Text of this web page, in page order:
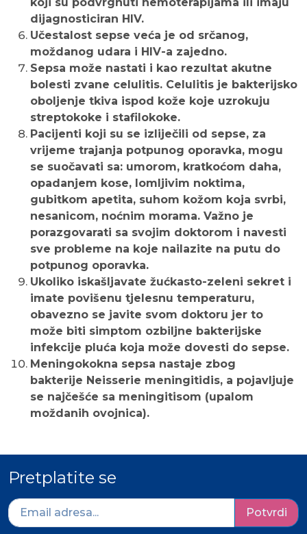
dijagnosticiran HIV.
Učestalost sepse veća je od srčanog,
moždanog udara i HIV-a zajedno.
Sepsa može nastati i kao rezultat akutne
bolesti zvane celulitis. Celulitis je bakterijsko
oboljenje tkiva ispod kože koje uzrokuju
streptokoke i stafilokoke.
Pacijenti koji su se izliječili od sepse, za
vrijeme trajanja potpunog oporavka, mogu
se suočavati sa: umorom, kratkoćom daha,
opadanjem kose, lomljivim noktima,
gubitkom apetita, suhom kožom koja svrbi,
nesanicom, noćnim morama. Važno je
porazgovarati sa svojim doktorom i navesti
sve probleme na koje nailazite na putu do
potpunog oporavka.
Ukoliko iskašljavate žućkasto-zeleni sekret i
imate povišenu tjelesnu temperaturu,
obavezno se javite svom doktoru jer to
može biti simptom ozbiljne bakterijske
infekcije pluća koja može dovesti do sepse.
Meningokokna sepsa nastaje zbog
bakterije Neisserie meningitidis, a pojavljuje
se najčešće sa meningitisom (upalom
moždanih ovojnica).
Pretplatite se
Potvrdi